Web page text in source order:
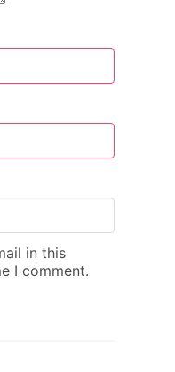
in this
I comment.